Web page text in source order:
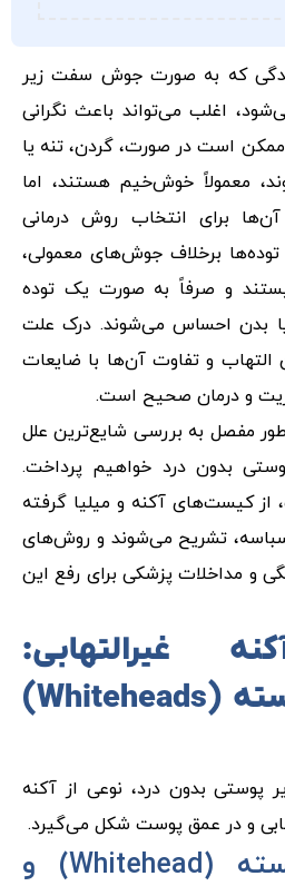
که به صورت جوش سفت زیر
اغلب می‌تواند باعث نگرانی
است در صورت، گردن، تنه یا
معمولاً خوش‌خیم هستند، اما
برای انتخاب روش درمانی
برخلاف جوش‌های معمولی،
و صرفاً به صورت یک توده
بدن احساس می‌شوند. درک علت
التهاب و تفاوت آن‌ها با ضایعات
و درمان صحیح است.
طور مفصل به بررسی شایع‌ترین علل
بدون درد خواهیم پرداخت.
از کیست‌های آکنه و میلیا گرفته
تشریح می‌شوند و روش‌های
و مداخلات پزشکی برای رفع این
غیرالتهابی:
کمدون‌های بسته (Whiteheads)
بدون درد، نوعی از آکنه
و در عمق پوست شکل می‌گیرد.
الف. کمدون بسته (Whitehead) و